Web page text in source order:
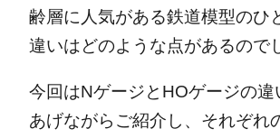
齢層に人気がある鉄道模型のひ
違いはどのような点があるので
今回はNゲージとHOゲージの違
あげながらご紹介し、それぞれ